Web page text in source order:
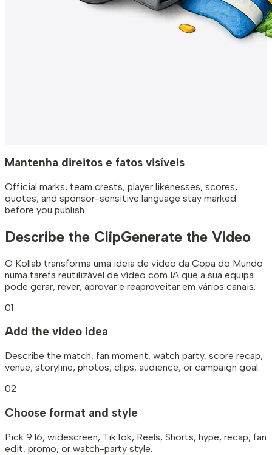
Mantenha direitos e fatos visíveis
Official marks, team crests, player likenesses, scores,
quotes, and sponsor-sensitive language stay marked
before you publish.
Describe the ClipGenerate the Video
O Kollab transforma uma ideia de vídeo da Copa do Mundo
numa tarefa reutilizável de vídeo com IA que a sua equipa
pode gerar, rever, aprovar e reaproveitar em vários canais.
01
Add the video idea
Describe the match, fan moment, watch party, score recap,
venue, storyline, photos, clips, audience, or campaign goal.
02
Choose format and style
Pick 9:16, widescreen, TikTok, Reels, Shorts, hype, recap, fan
edit, promo, or watch-party style.